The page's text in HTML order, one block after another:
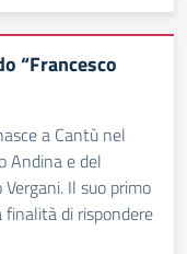
“Francesco
a Cantù nel
Andina e del
Il suo primo
finalità di rispondere